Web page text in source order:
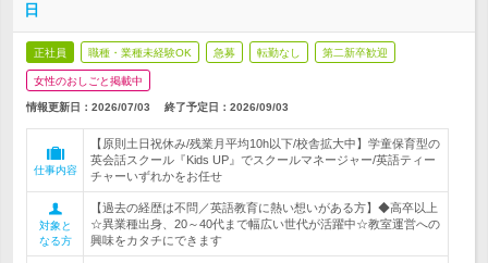
日
正社員 職種・業種未経験OK 急募 転勤なし 第二新卒歓迎
女性のおしごと掲載中
情報更新日：2026/07/03 終了予定日： 2026/09/03
仕事内容
【原則土日祝休み/残業月平均10h以下/校舎拡大中】学童保育型の
英会話スクール『Kids UP』でスクールマネージャー/英語ティー
チャーいずれかをお任せ
対象と
なる方
【過去の経歴は不問／英語教育に熱い想いがある方】◆高卒以上
☆異業種出身、20～40代まで幅広い世代が活躍中☆教室運営への
興味をカタチにできます